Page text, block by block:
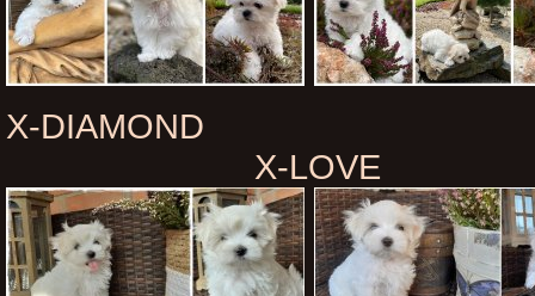
X-DIAMOND
X-LOVE